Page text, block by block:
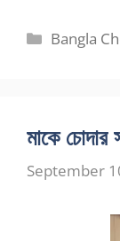
Bangla
মাকে
September